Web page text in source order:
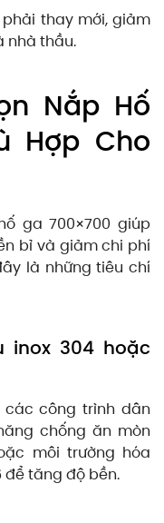
thay mới, giảm
nhà thầu.
Nắp Hố
Hợp Cho
ga 700×700 giúp
bỉ và giảm chi phí
là những tiêu chí
inox 304 hoặc
các công trình dân
chống ăn mòn
môi trường hóa
để tăng độ bền.